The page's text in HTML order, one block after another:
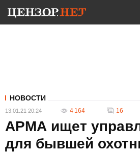
НОВОСТИ
13.01.21 20:24 4 164 16
АРМА ищет
для бывшей